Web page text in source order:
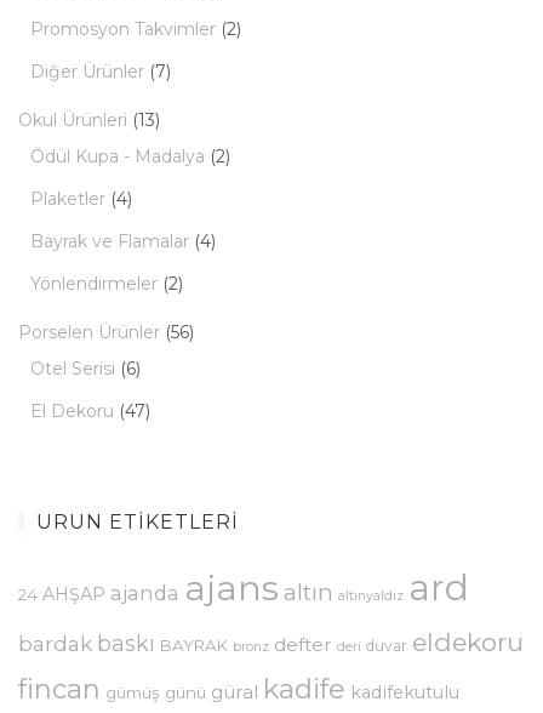
Promosyon Takvimler (2)
Diğer Ürünler (7)
Okul Ürünleri (13)
Ödül Kupa - Madalya (2)
Plaketler (4)
Bayrak ve Flamalar (4)
Yönlendirmeler (2)
Porselen Ürünler (56)
Otel Serisi (6)
El Dekoru (47)
ÜRÜN ETIKETLERI
24 AHŞAP ajanda ajans altın altınyaldız ard
bardak baskı BAYRAK bronz defter deri duvar eldekoru
fincan gümüş günü güral kadife kadifekutulu